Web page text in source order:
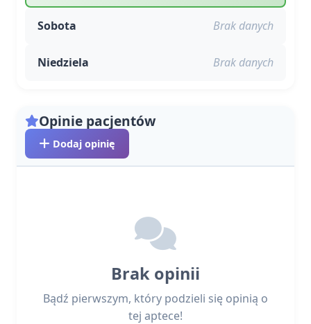
Sobota Brak danych
Niedziela Brak danych
Opinie pacjentów
Dodaj opinię
Brak opinii
Bądź pierwszym, który podzieli się opinią o
tej aptece!